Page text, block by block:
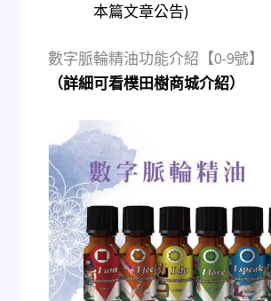
本篇文章公告)
數字脈輪精油功能介紹【0-9號】
（詳細可看樸田樹商城介紹）